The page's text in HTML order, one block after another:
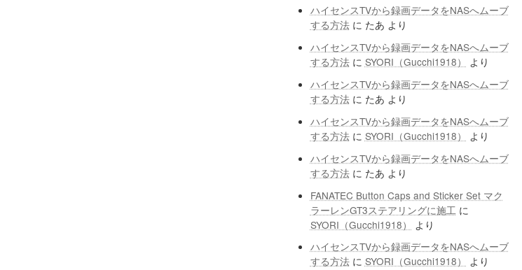
ハイセンスTVから録画データをNASへムーブ
する方法に たあ より
ハイセンスTVから録画データをNASへムーブ
する方法に SYORI（Gucchi1918）
より
ハイセンスTVから録画データをNASへムーブ
する方法に たあ より
ハイセンスTVから録画データをNASへムーブ
する方法に SYORI（Gucchi1918）
より
ハイセンスTVから録画データをNASへムーブ
する方法に たあ より
FANATEC Button Caps and Sticker Set マク
ラーレンGT3ステアリングに施工 に
SYORI（Gucchi1918）
より
ハイセンスTVから録画データをNASへムーブ
する方法に SYORI（Gucchi1918） より